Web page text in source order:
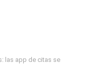
las app de citas se